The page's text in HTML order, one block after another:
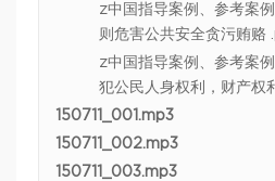
z中国指导案例、参考案
则危害公共安全贪污贿赂
z中国指导案例、参考案
犯公民人身权利，财产权
150711_001.mp3
150711_002.mp3
150711_003.mp3